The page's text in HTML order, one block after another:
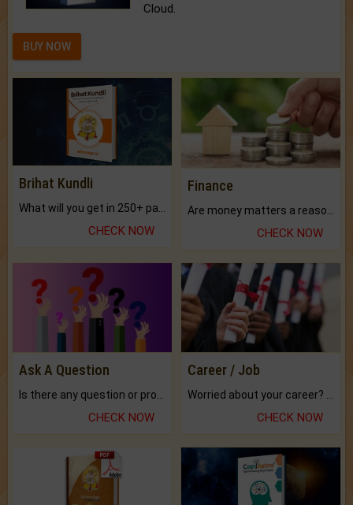
Cloud.
BUY NOW
Brihat Kundli
CHECK NOW
Finance
CHECK NOW
Ask A Question
CHECK NOW
Career / Job
CHECK NOW